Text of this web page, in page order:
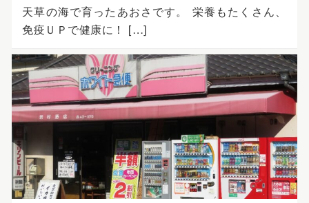
天草の海で育ったあおさです。 栄養もたくさん、
免疫ＵＰで健康に！ […]